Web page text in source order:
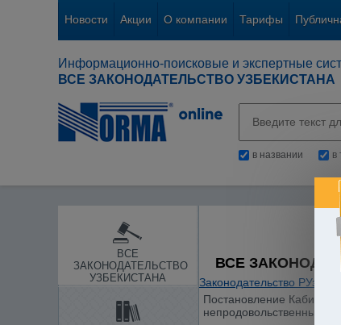
Новости Акции О компании Тарифы
Информационно-поисковые и экспертные
ВСЕ ЗАКОНОДАТЕЛЬСТВО УЗБЕКИСТАНА
в названии в
ВСЕ
ЗАКОНОДАТЕЛЬСТВО
УЗБЕКИСТАНА
ВСЕ
Законодательство РУз
Постановление
непродовольственных